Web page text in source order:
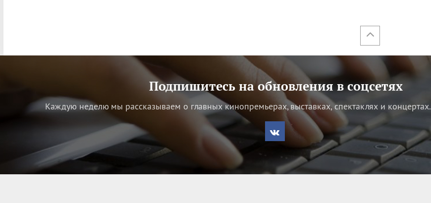
Подпишитесь на обновления в соцсетях
Каждую неделю мы рассказываем о главных кинопремьерах, выставках, спектаклях и концертах.